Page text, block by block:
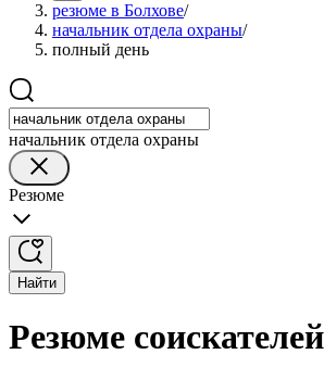
резюме в Болхове/
начальник отдела охраны/
полный день
начальник отдела охраны
Резюме
Найти
Резюме